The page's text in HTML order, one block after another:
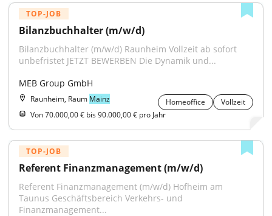
TOP-JOB
Bilanzbuchhalter (m/w/d)
Bilanzbuchhalter (m/w/d) Raunheim Vollzeit ab sofort
unbefristet JETZT BEWERBEN Die Dynamik und...
MEB Group GmbH
Raunheim, Raum Mainz Homeoffice
Vollzeit
Von 70.000,00 € bis 90.000,00 € pro Jahr
TOP-JOB
Referent Finanzmanagement (m/w/d)
Referent Finanzmanagement (m/w/d) Hofheim am
Taunus Geschäftsbereich Verkehrs- und
Finanzmanagement...